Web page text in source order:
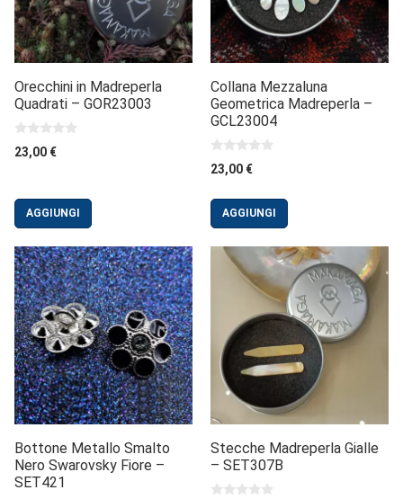
Orecchini in Madreperla
Quadrati – GOR23003
0
s
23,00 €
AGGIUNGI
Collana Mezzaluna
Geometrica Madreperla –
GCL23004
0
s
5
23,00 €
AGGIUNGI
Bottone Metallo Smalto
Nero Swarovsky Fiore –
SET421
Stecche Madreperla Gialle
– SET307B